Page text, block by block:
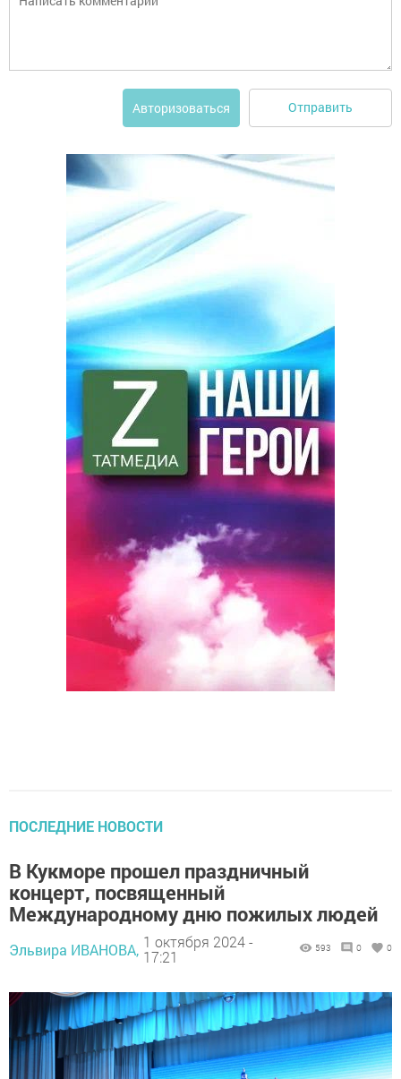
Авторизоваться Отправить
ПОСЛЕДНИЕ НОВОСТИ
В Кукморе прошел праздничный
концерт, посвященный
Международному дню пожилых людей
Эльвира ИВАНОВА, 1 октября 2024 -
17:21
593 0 0